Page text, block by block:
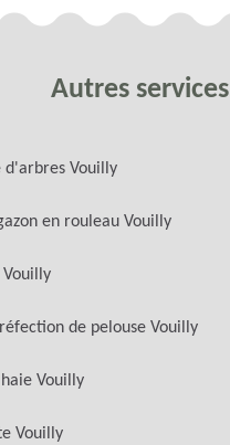
Autres services
d'arbres Vouilly
en rouleau Vouilly
de pelouse Vouilly
Vouilly
Vouilly